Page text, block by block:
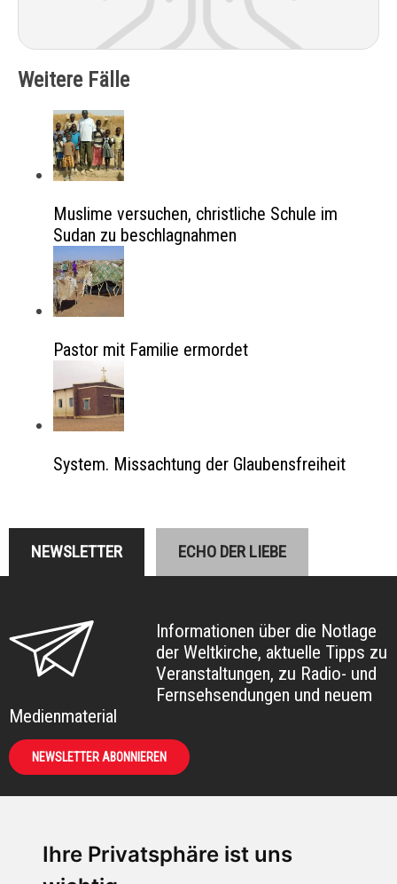
Ihre Privatsphäre ist uns
Weitere Fälle
Muslime versuchen, christliche Schule im
Sudan zu beschlagnahmen
Pastor mit Familie ermordet
System. Missachtung der Glaubensfreiheit
NEWSLETTER ECHO DER LIEBE
Informationen über die Notlage
der Weltkirche, aktuelle Tipps zu
Veranstaltungen, zu Radio- und
Fernsehsendungen und neuem
Medienmaterial
NEWSLETTER ABONNIEREN
KIRCHE IN NOT -